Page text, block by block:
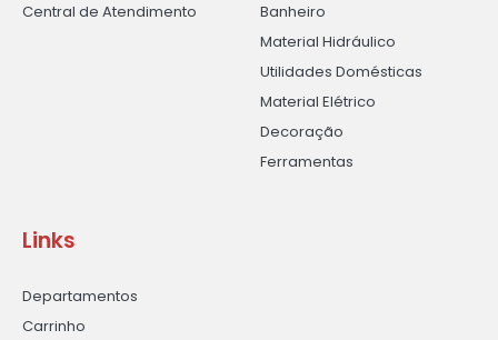
Central de Atendimento
Banheiro
Material Hidráulico
Utilidades Domésticas
Material Elétrico
Decoração
Ferramentas
Links
Departamentos
Carrinho